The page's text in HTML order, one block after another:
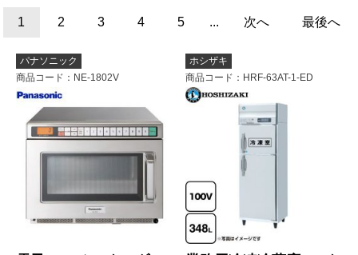
1 2 3 4 5 ... 次へ 最後へ
パナソニック
商品コード ：NE-1802V
ホシザキ
商品コード ：HRF-63AT-1-ED